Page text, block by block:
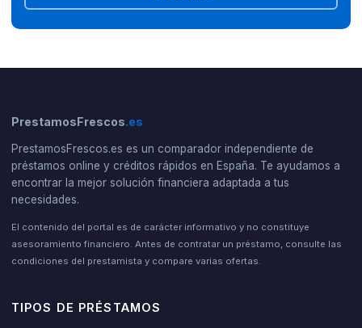
PrestamosFrescos.es
PrestamosFrescos.es es un comparador independiente de
préstamos online y créditos rápidos en España. Te ayudamos a
encontrar la mejor solución financiera adaptada a tus
necesidades.
El contenido del portal es de carácter informativo y no constituye
asesoramiento financiero. Antes de contratar un préstamo, consulte las
condiciones del prestamista y compare varias ofertas.
TIPOS DE PRÉSTAMOS